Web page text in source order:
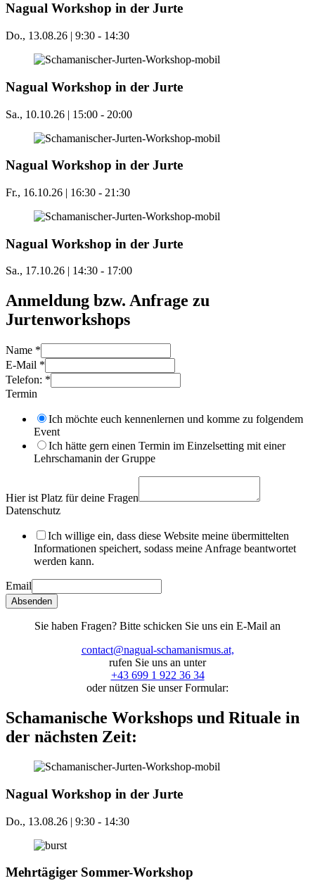
Nagual Workshop in der Jurte
Do., 13.08.26 | 9:30 - 14:30
Nagual Workshop in der Jurte
Sa., 10.10.26 | 15:00 - 20:00
Nagual Workshop in der Jurte
Fr., 16.10.26 | 16:30 - 21:30
Nagual Workshop in der Jurte
Sa., 17.10.26 | 14:30 - 17:00
Anmeldung bzw. Anfrage zu
Jurtenworkshops
Name *
E-Mail *
Telefon: *
Termin
Ich möchte euch kennenlernen und komme zu folgendem
Event
Ich hätte gern einen Termin im Einzelsetting mit einer
Lehrschamanin der Gruppe
Hier ist Platz für deine Fragen
Datenschutz
Ich willige ein, dass diese Website meine übermittelten
Informationen speichert, sodass meine Anfrage beantwortet
werden kann.
Email
Absenden
Sie haben Fragen? Bitte schicken Sie uns ein E-Mail an
contact@nagual-schamanismus.at,
rufen Sie uns an unter
+43 699 1 922 36 34
oder nützen Sie unser Formular:
Schamanische Workshops und Rituale in
der nächsten Zeit:
Nagual Workshop in der Jurte
Do., 13.08.26 | 9:30 - 14:30
Mehrtägiger Sommer-Workshop